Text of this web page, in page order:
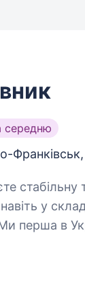
середню
Франківськ,
у
перша в